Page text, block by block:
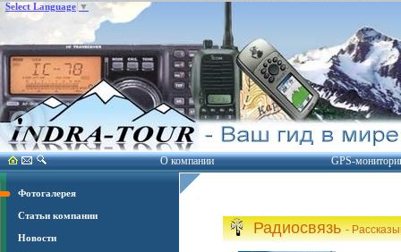
Радиосвязь-
О компании GPS-
Select Language ▼
Фотогалерея
Статьи компании
Новости